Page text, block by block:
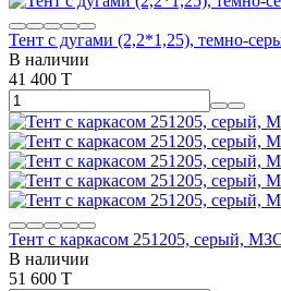
Тент с дугами (2,2*1,25), темно-
В наличии
41 400 T
Тент с каркасом 251205, серый,
В наличии
51 600 T